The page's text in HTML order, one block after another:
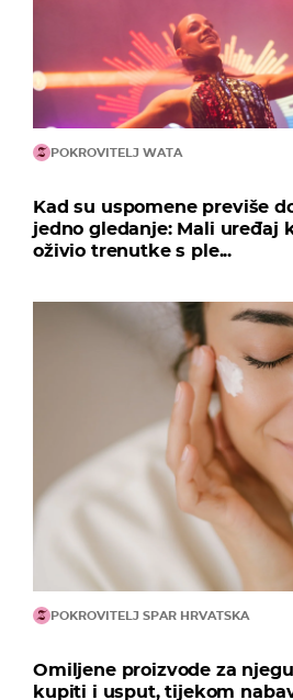
POKROVITELJ WATA
Kad su uspomene previše
jedno gledanje: Mali uređaj
oživio trenutke s ple...
POKROVITELJ SPAR HRVATSKA
Omiljene proizvode za
kupiti i usput, tijekom